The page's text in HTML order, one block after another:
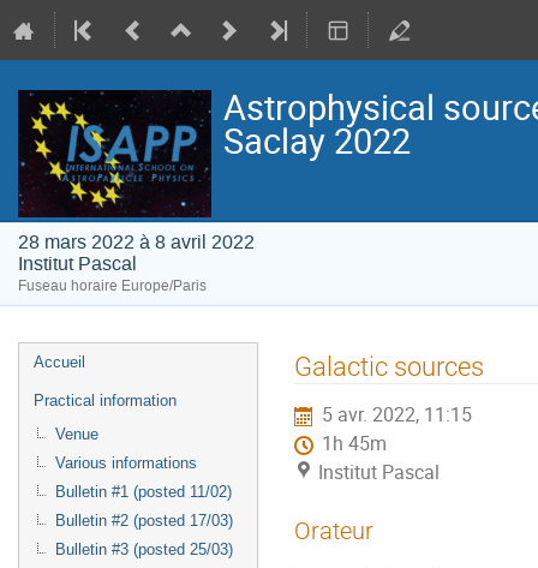
Astrophysical
Saclay 2022
28 mars 2022 à 8 avril 2022
Institut Pascal
Fuseau horaire Europe/Paris
Menu
de
l'événement
Accueil
Practical information
Venue
Various informations
Bulletin #1 (posted 11/02)
Bulletin #2 (posted 17/03)
Bulletin #3 (posted 25/03)
Galactic sources
5 avr. 2022, 11:15
1h 45m
Institut Pascal
Orateur